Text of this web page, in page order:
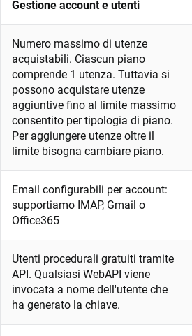
Gestione account e utenti
Numero massimo di utenze
acquistabili. Ciascun piano
comprende 1 utenza. Tuttavia si
possono acquistare utenze
aggiuntive fino al limite massimo
consentito per tipologia di piano.
Per aggiungere utenze oltre il
limite bisogna cambiare piano.
Email configurabili per account:
supportiamo IMAP, Gmail o
Office365
Utenti procedurali gratuiti tramite
API. Qualsiasi WebAPI viene
invocata a nome dell'utente che
ha generato la chiave.